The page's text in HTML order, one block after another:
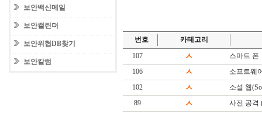
보안백신메일
보안캘린더
보안위협DB찾기
보안칼럼
번호
카테고리
107
ㅅ
스마트 폰
106
ㅅ
소프트웨
102
ㅅ
소셜 웹
89
ㅅ
사전 공격